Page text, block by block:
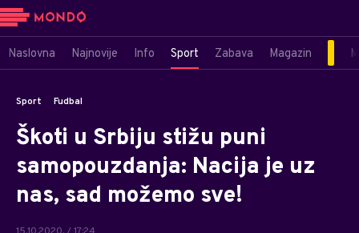
Naslovna Najnovije Info Sport Zabava Magazin
Sport Fudbal
Škoti u Srbiju stižu puni
samopouzdanja: Nacija je uz
nas, sad možemo sve!